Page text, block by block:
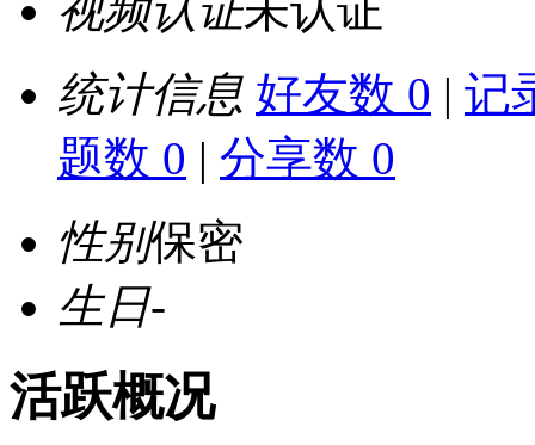
视频认证未认证
统计信息 好友数 0 | 记
题数 0 | 分享数 0
性别保密
生日-
活跃概况